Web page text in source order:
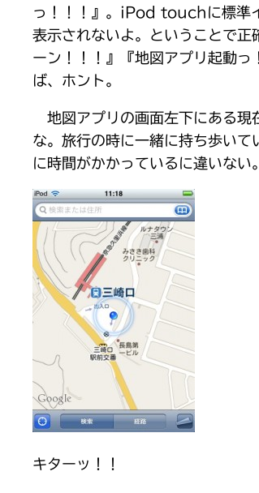
っ！！！』。iPod touchに標準
表示されないよ。ということで
ーン！！！』『地図アプリ起動
ば、ホント。
地図アプリの画面左下にある現
な。旅行の時に一緒に持ち歩い
に時間がかかっているに違いな
キターッ！！